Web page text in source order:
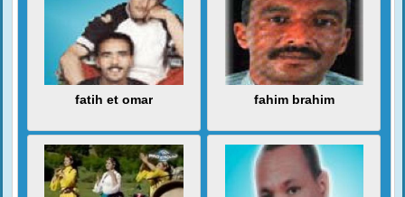
fatih et omar fahim brahim